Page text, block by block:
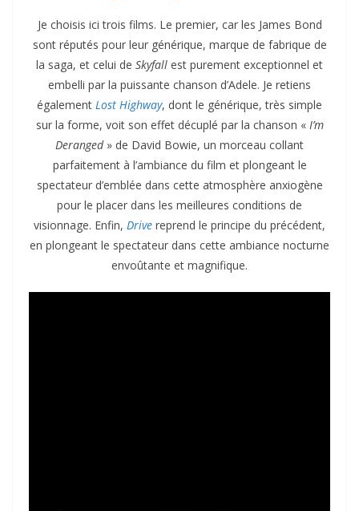
Je choisis ici trois films. Le premier, car les James Bond
sont réputés pour leur générique, marque de fabrique de
la saga, et celui de Skyfall est purement exceptionnel et
embelli par la puissante chanson d’Adele. Je retiens
également Lost Highway, dont le générique, très simple
sur la forme, voit son effet décuplé par la chanson « I’m
Deranged» de David Bowie, un morceau collant
parfaitement à l’ambiance du film et plongeant le
spectateur d’emblée dans cette atmosphère anxiogène
pour le placer dans les meilleures conditions de
visionnage. Enfin, Drive reprend le principe du précédent,
en plongeant le spectateur dans cette ambiance nocturne
envoûtante et magnifique.